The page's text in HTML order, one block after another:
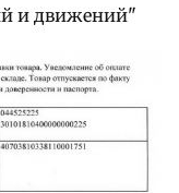
и движений"